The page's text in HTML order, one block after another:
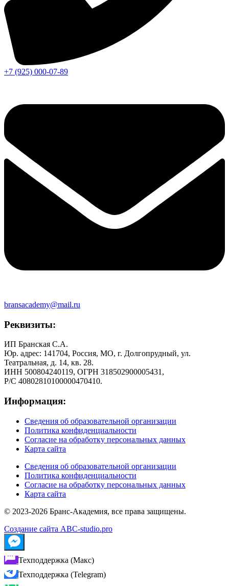
+7 (925) 000-07-89
bransacademy@mail.ru
Реквизиты:
ИП Бранская С.А.
Юр. адрес: 141704, Россия, МО, г. Долгопрудный, ул.
Театральная, д. 14, кв. 28.
ИНН 500804240119, ОГРН 318502900005431,
Р/С 40802810100000470410.
Информация:
Сведения об образовательной организации
Политика конфиденциальности
Согласие на обработку персональных данных
Карта сайта
Сведения об образовательной организации
Политика конфиденциальности
Согласие на обработку персональных данных
Карта сайта
© 2023-2026 Бранс-Академия, все права защищены.
Создание сайта ABC-studio.pro
Техподдержка (Макс)
Техподдержка (Telegram)